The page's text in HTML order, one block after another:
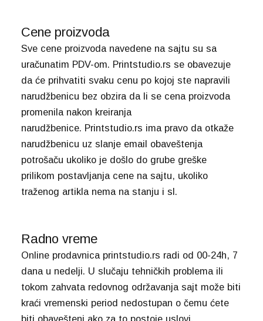
Cene proizvoda
Sve cene proizvoda navedene na sajtu su sa
uračunatim PDV-om. Printstudio.rs se obavezuje
da će prihvatiti svaku cenu po kojoj ste napravili
narudžbenicu bez obzira da li se cena proizvoda
promenila nakon kreiranja
narudžbenice. Printstudio.rs ima pravo da otkaže
narudžbenicu uz slanje email obaveštenja
potrošaču ukoliko je došlo do grube greške
prilikom postavljanja cene na sajtu, ukoliko
traženog artikla nema na stanju i sl.
Radno vreme
Online prodavnica printstudio.rs radi od 00-24h, 7
dana u nedelji. U slučaju tehničkih problema ili
tokom zahvata redovnog održavanja sajt može biti
kraći vremenski period nedostupan o čemu ćete
biti obavešteni ako za to postoje uslovi.